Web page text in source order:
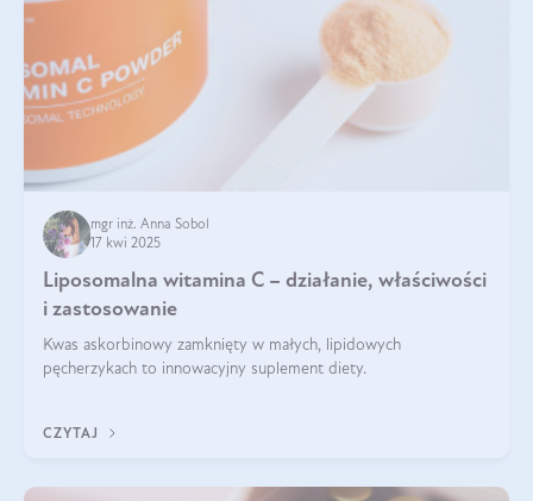
mgr inż. Anna Sobol
17 kwi 2025
Liposomalna witamina C – działanie, właściwości
i zastosowanie
Kwas askorbinowy zamknięty w małych, lipidowych
pęcherzykach to innowacyjny suplement diety.
CZYTAJ